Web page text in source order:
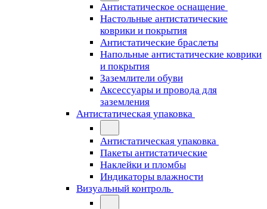
Антистатическое оснащение
Настольные антистатические
коврики и покрытия
Антистатические браслеты
Напольные антистатические коврики
и покрытия
Заземлители обуви
Аксессуары и провода для
заземления
Антистатическая упаковка
Антистатическая упаковка
Пакеты антистатические
Наклейки и пломбы
Индикаторы влажности
Визуальный контроль